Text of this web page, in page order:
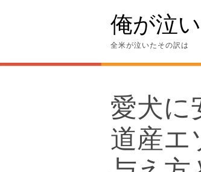
俺が泣
全米が泣いたその訳は
愛犬に
道産エ